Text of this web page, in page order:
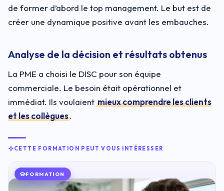
de former d’abord le top management. Le but est de
créer une dynamique positive avant les embauches.
Analyse de la décision et résultats obtenus
La PME a choisi le DISC pour son équipe
commerciale. Le besoin était opérationnel et
immédiat. Ils voulaient mieux comprendre les clients
et les collègues.
CETTE FORMATION PEUT VOUS INTÉRESSER
FORMATION